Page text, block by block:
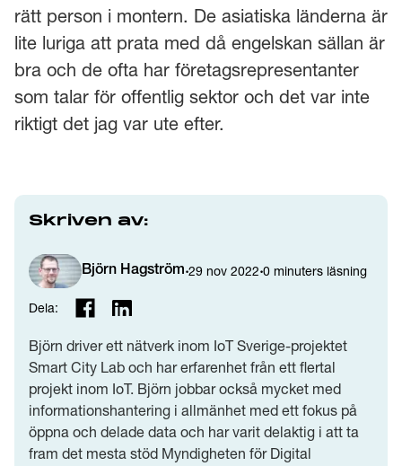
rätt person i montern. De asiatiska länderna är
lite luriga att prata med då engelskan sällan är
bra och de ofta har företagsrepresentanter
som talar för offentlig sektor och det var inte
riktigt det jag var ute efter.
Skriven av:
Björn Hagström·29 nov 2022·0 minuters läsning
Dela:
Björn driver ett nätverk inom IoT Sverige-projektet
Smart City Lab och har erfarenhet från ett flertal
projekt inom IoT. Björn jobbar också mycket med
informationshantering i allmänhet med ett fokus på
öppna och delade data och har varit delaktig i att ta
fram det mesta stöd Myndigheten för Digital